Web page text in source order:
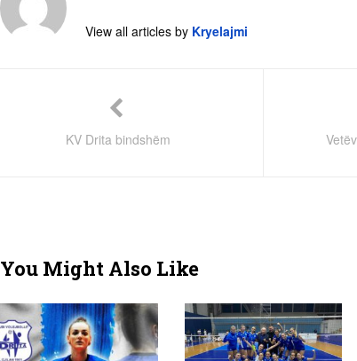
View all articles by Kryelajmi
KV Drita bindshëm
You Might Also Like